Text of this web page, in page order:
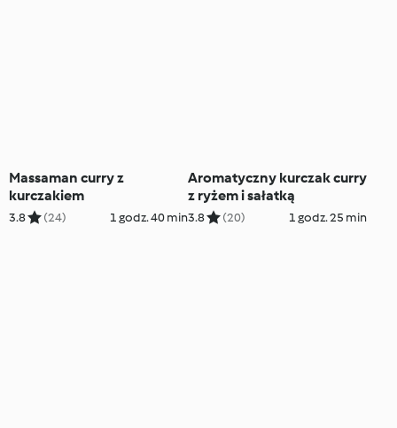
Massaman curry z
kurczakiem
3.8 (24) 1 godz. 40 min
Aromatyczny kurczak curry
z ryżem i sałatką
3.8 (20) 1 godz. 25 min